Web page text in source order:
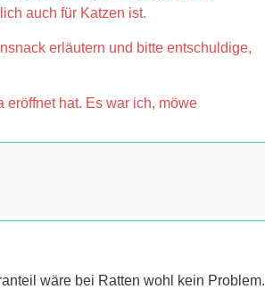
auch für Katzen ist.
erläutern und bitte entschuldige,
eröffnet hat. Es war ich, möwe
wäre bei Ratten wohl kein Problem.